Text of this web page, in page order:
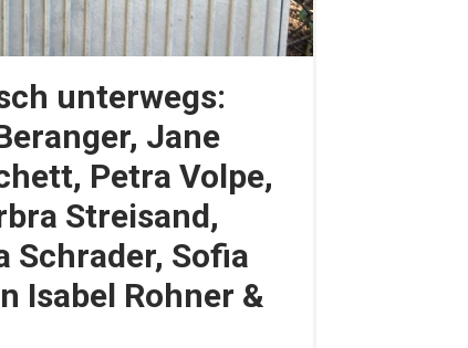
unterwegs:
Jane
Petra Volpe,
Streisand,
Schrader, Sofia
Isabel Rohner &